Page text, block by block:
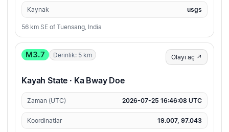
Kaynak usgs
56 km SE of Tuensang, India
M3.7 Derinlik: 5 km Olayı aç ↗
Kayah State · Ka Bway Doe
Zaman (UTC) 2026-07-25 16:46:08 UTC
Koordinatlar 19.007, 97.043